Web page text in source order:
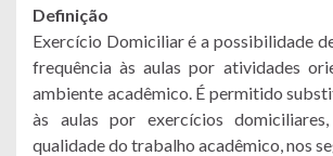
Definição
Exercício Domiciliar é a possibilidade
frequência às aulas por atividades
ambiente acadêmico. É permitido
às aulas por exercícios
qualidade do trabalho acadêmico, nos